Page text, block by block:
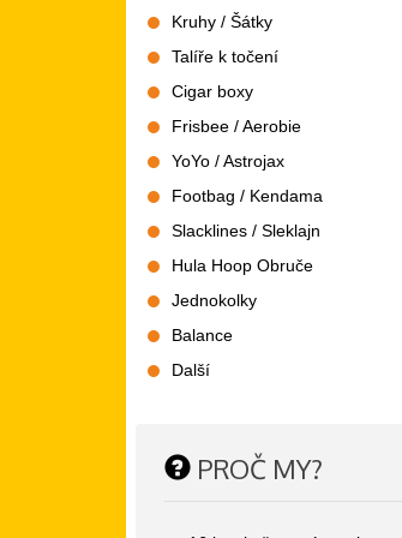
Kruhy / Šátky
Talíře k točení
Cigar boxy
Frisbee / Aerobie
YoYo / Astrojax
Footbag / Kendama
Slacklines / Sleklajn
Hula Hoop Obruče
Jednokolky
Balance
Další
PROČ MY?